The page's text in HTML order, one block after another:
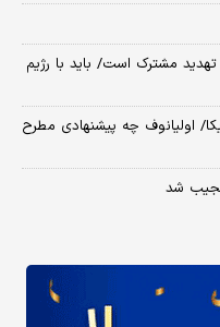
مشترک است/ باید با رژیم
اولیانوف چه پیشنهادی مطرح
عجیب شد